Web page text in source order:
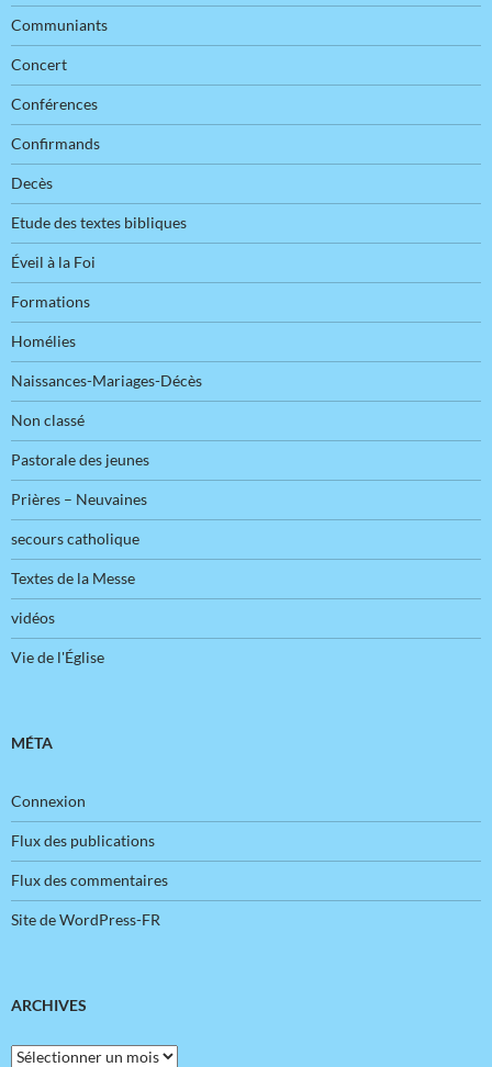
Communiants
Concert
Conférences
Confirmands
Decès
Etude des textes bibliques
Éveil à la Foi
Formations
Homélies
Naissances-Mariages-Décès
Non classé
Pastorale des jeunes
Prières – Neuvaines
secours catholique
Textes de la Messe
vidéos
Vie de l'Église
MÉTA
Connexion
Flux des publications
Flux des commentaires
Site de WordPress-FR
ARCHIVES
Archives